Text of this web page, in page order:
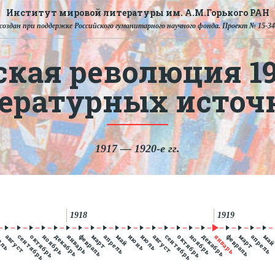
Институт мировой литературы им. А.М.Горького РАН
при поддержке Российского гуманитарного научного фонда. Проект № 15-
революция
1917 — 1920-е гг.
августсентябрь
октябрь
ноябрьдекабрь
январь
1918
февраль
мартапрель
майиюньиюльавгустсентябрь
октябрь
ноябрьдекабрь
январь
1919
февраль
мартапрель